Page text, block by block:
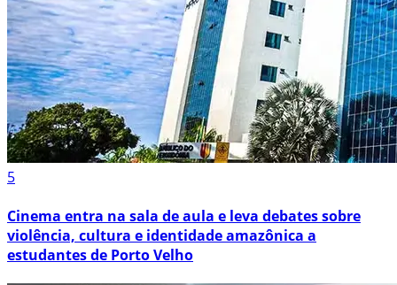
5
Cinema entra na sala de aula e leva debates sobre
violência, cultura e identidade amazônica a
estudantes de Porto Velho